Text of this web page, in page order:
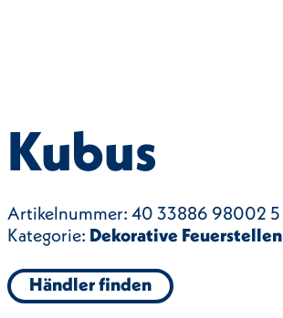
Kubus
Artikelnummer: 40 33886 98002 5
Kategorie: Dekorative Feuerstellen
Händler finden